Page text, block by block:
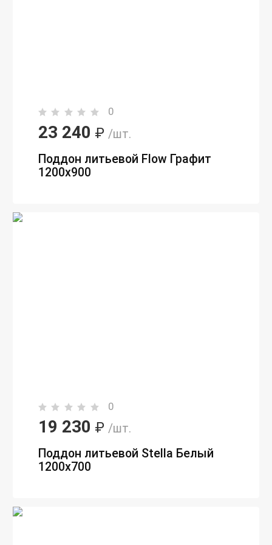
0
23 240 ₽ /шт.
Поддон литьевой Flow Графит
1200x900
0
19 230 ₽ /шт.
Поддон литьевой Stella Белый
1200x700